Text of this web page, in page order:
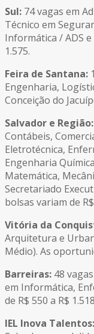
Sul: 74 vagas em
Técnico em
Informática / ADS
1.575.
Feira de Santana:
Engenharia,
Conceição do
Salvador e Região:
Contábeis,
Eletrotécnica,
Engenharia
Matemática,
Secretariado
bolsas variam de
Vitória da
Arquitetura e
Médio). As
Barreiras: 48
em Informática,
de R$ 550 a R$
IEL Inova Talentos: